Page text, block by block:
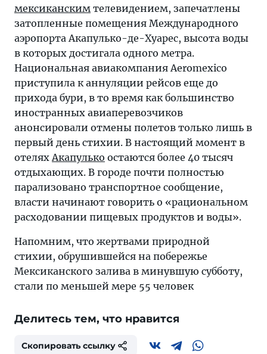
мексиканским телевидением, запечатлены
затопленные помещения Международного
аэропорта Акапулько-де-Хуарес, высота воды
в которых достигала одного метра.
Национальная авиакомпания Aeromexico
приступила к аннуляции рейсов еще до
прихода бури, в то время как большинство
иностранных авиаперевозчиков
анонсировали отмены полетов только лишь в
первый день стихии. В настоящий момент в
отеляхАкапулько остаются более 40 тысяч
отдыхающих. В городе почти полностью
парализовано транспортное сообщение,
власти начинают говорить о «рациональном
расходовании пищевых продуктов и воды».
Напомним, что жертвами природной
стихии, обрушившейся на побережье
Мексиканского залива в минувшую субботу,
стали по меньшей мере 55 человек
Делитесь тем, что нравится
Скопировать ссылку